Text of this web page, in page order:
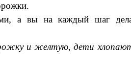
а вы на каждый шаг
и желтую, дети